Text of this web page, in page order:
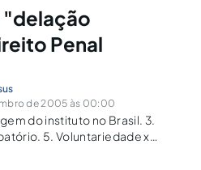
"delação
Penal
de 2005 às 00:00
do instituto no Brasil. 3.
5. Voluntariedade x